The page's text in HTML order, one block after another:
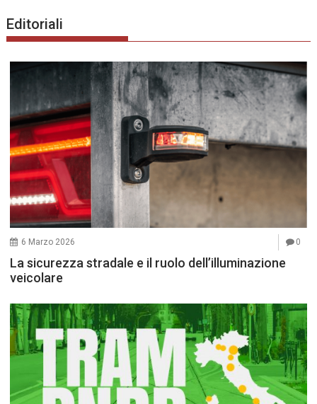
Editoriali
6 Marzo 2026 0
La sicurezza stradale e il ruolo dell’illuminazione
veicolare